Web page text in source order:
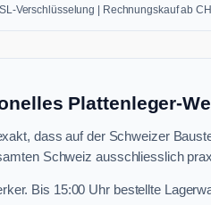
Verschlüsselung | Rechnungskauf ab
Plattenleger-
dass auf der Schweizer
Schweiz ausschliesslich
Bis 15:00 Uhr bestellte